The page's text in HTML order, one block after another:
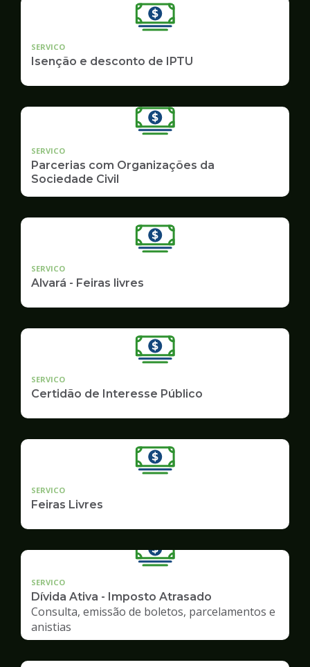
SERVICO
Isenção e desconto de IPTU
SERVICO
Parcerias com Organizações da
Sociedade Civil
SERVICO
Alvará - Feiras livres
SERVICO
Certidão de Interesse Público
SERVICO
Feiras Livres
SERVICO
Dívida Ativa - Imposto Atrasado
Consulta, emissão de boletos, parcelamentos e
anistias